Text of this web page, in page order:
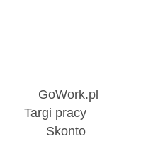
GoWork.pl
Targi pracy
Skonto